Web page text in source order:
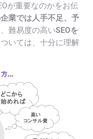
が重要なのかをお伝
業では人手不足、予
難易度の高いSEOを
いては、十分に理解